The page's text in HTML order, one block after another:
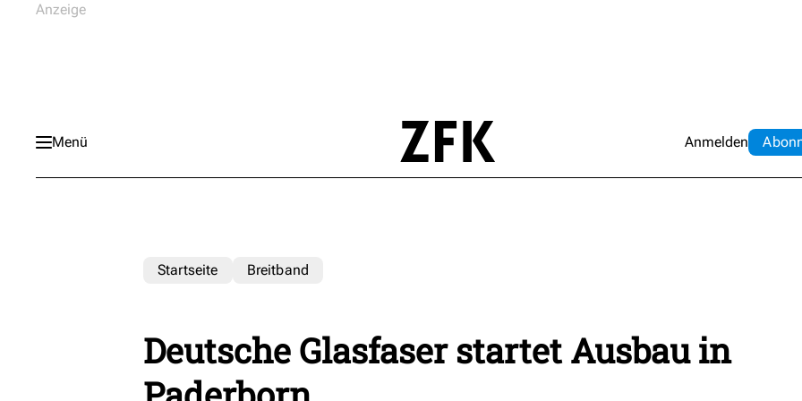
Menü Anmelden Abo
Startseite Breitband
Deutsche Glasfaser startet Ausbau in